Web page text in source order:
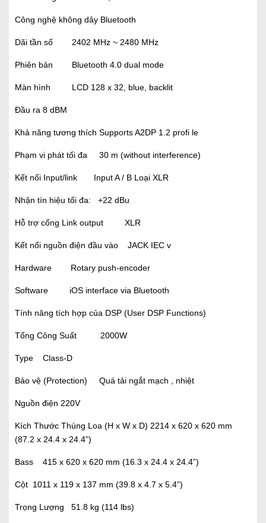
Công nghệ không dây Bluetooth
Dãi tần số 2402 MHz ~ 2480 MHz
Phiên bản Bluetooth 4.0 dual mode
Màn hình LCD 128 x 32, blue, backlit
Đầu ra 8 dBM
Khả năng tương thích Supports A2DP 1.2 profi le
Phạm vi phát tối đa 30 m (without interference)
Kết nối Input/link Input A / B Loại XLR
Nhận tín hiệu tối đa: +22 dBu
Hỗ trợ cổng Link output XLR
Kết nối nguồn điện đầu vào JACK IEC v
Hardware Rotary push-encoder
Software iOS interface via Bluetooth
Tính năng tích hợp của DSP (User DSP Functions)
Tổng Công Suất 2000W
Type Class-D
Bảo vệ (Protection) Quá tải ngắt mạch , nhiệt
Nguồn điện 220V
Kích Thước Thùng Loa (H x W x D) 2214 x 620 x 620 mm
(87.2 x 24.4 x 24.4”)
Bass 415 x 620 x 620 mm (16.3 x 24.4 x 24.4”)
Cột 1011 x 119 x 137 mm (39.8 x 4.7 x 5.4”)
Trọng Lượng 51.8 kg (114 lbs)